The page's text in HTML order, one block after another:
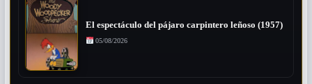
El espectáculo del pájaro carpintero leñoso (1957)
05/08/2026